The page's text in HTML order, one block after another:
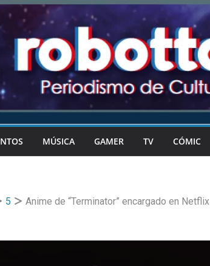
MÚSICA GAMER TV CÓMIC
5 Anime de “Terminator” encargado en Netflix